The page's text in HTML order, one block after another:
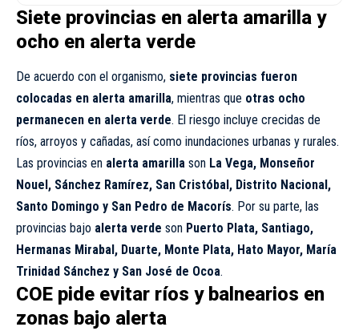
Siete provincias en alerta amarilla y
ocho en alerta verde
De acuerdo con el organismo, siete provincias fueron
colocadas en alerta amarilla, mientras que otras ocho
permanecen en alerta verde. El riesgo incluye crecidas de
ríos, arroyos y cañadas, así como inundaciones urbanas y rurales.
Las provincias en alerta amarilla son La Vega, Monseñor
Nouel, Sánchez Ramírez, San Cristóbal, Distrito Nacional,
Santo Domingo y San Pedro de Macorís. Por su parte, las
provincias bajo alerta verde son Puerto Plata, Santiago,
Hermanas Mirabal, Duarte, Monte Plata, Hato Mayor, María
Trinidad Sánchez y San José de Ocoa.
COE pide evitar ríos y balnearios en
zonas bajo alerta